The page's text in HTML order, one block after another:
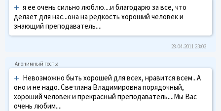
+ я ее очень сильно люблю....и благодарю за все, что
делает для нас...она на редкость хороший человек и
знающий преподаватель....
28.04.2011 23:03
+ Невозможно быть хорошей для всех, нравится всем...А
оно и не надо..Светлана Владимировна порядочный,
хороший человек и прекрасный преподаватель....Мы Вас
очень любим....